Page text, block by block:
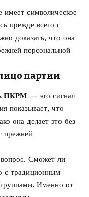
имеет символическое
прежде всего с
доказать, что она
персональной
партии
ПКРМ — это сигнал
показывает, что
она делает это без
прежней
вопрос. Сможет ли
с традиционным
Именно от